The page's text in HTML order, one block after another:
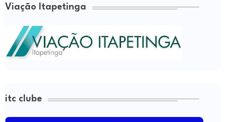
Viação Itapetinga
itc clube